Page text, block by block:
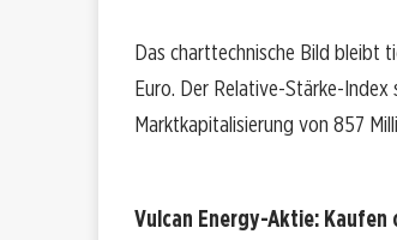
Das charttechnische Bild bleibt
Euro. Der Relative-Stärke-
Marktkapitalisierung von 857
Vulcan Energy-Aktie: